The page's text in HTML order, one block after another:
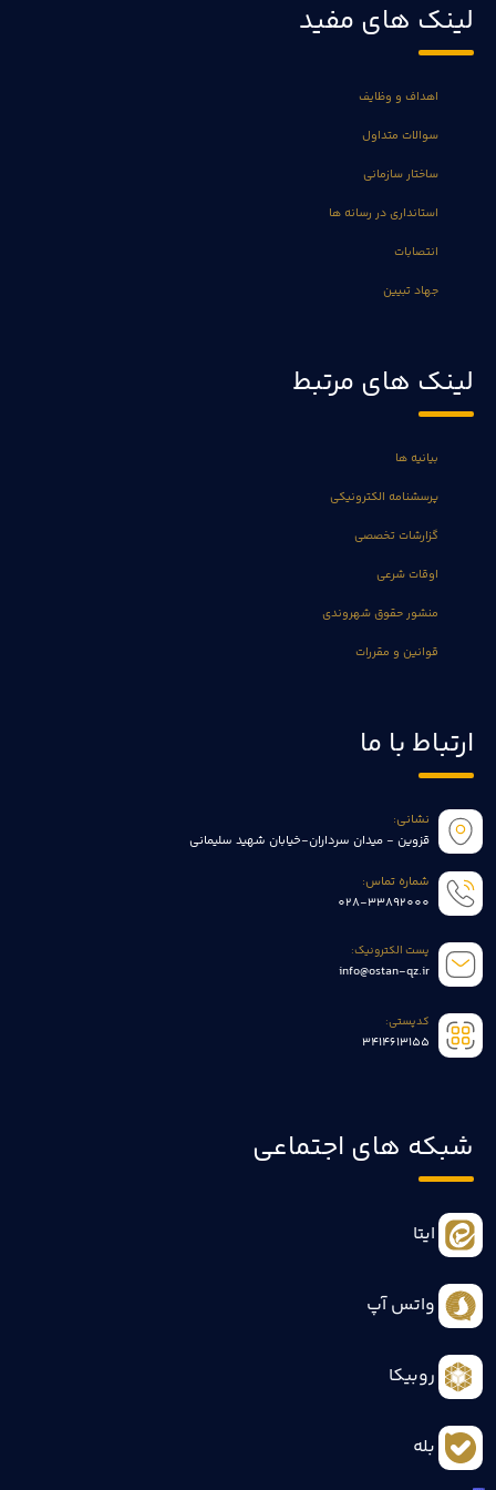
لینک های مفید
اهداف و وظایف
سوالات متداول
ساختار سازمانی
استانداری در رسانه ها
انتصابات
جهاد تبیین
لینک های مرتبط
بیانیه ها
پرسشنامه الکترونیکی
گزارشات تخصصی
اوقات شرعی
منشور حقوق شهروندی
قوانین و مقررات
ارتباط با ما
نشانی:
قزوین - میدان سرداران-خیابان شهید سلیمانی
شماره تماس:
028-33892000
پست الکترونیک:
info@ostan-qz.ir
کدپستی:
3414613155
شبکه های اجتماعی
ایتا
واتس آپ
روبیکا
بله